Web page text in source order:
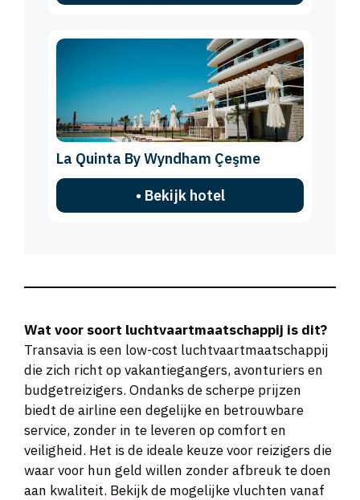
La Quinta By Wyndham Çeşme
• Bekijk hotel
Wat voor soort luchtvaartmaatschappij is dit?
Transavia is een low-cost luchtvaartmaatschappij
die zich richt op vakantiegangers, avonturiers en
budgetreizigers. Ondanks de scherpe prijzen
biedt de airline een degelijke en betrouwbare
service, zonder in te leveren op comfort en
veiligheid. Het is de ideale keuze voor reizigers die
waar voor hun geld willen zonder afbreuk te doen
aan kwaliteit. Bekijk de mogelijke vluchten vanaf